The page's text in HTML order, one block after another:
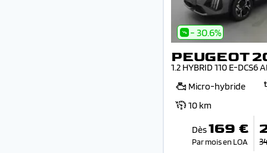
- 30.6%
PEUGEOT
1.2 HYBRID 110 E-DCS6
Micro-hybride
10 km
Dès169 €
Par mois en LOA